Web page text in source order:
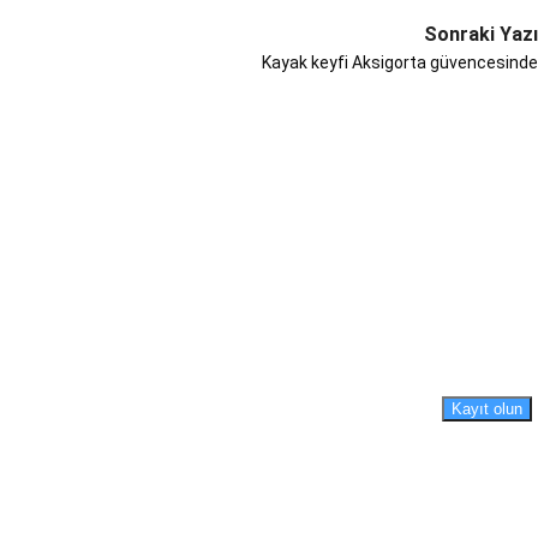
Sonraki Yazı
Kayak keyfi Aksigorta güvencesinde
Kayıt olun